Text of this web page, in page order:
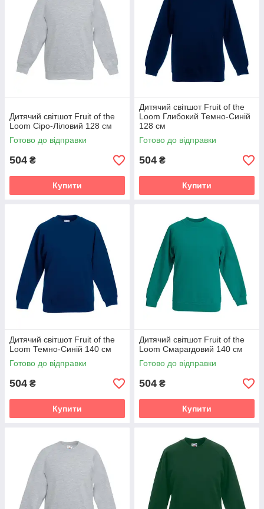
Дитячий світшот Fruit of the
Loom Сіро-Ліловий 128 см
Готово до відправки
504 ₴
Купити
Дитячий світшот Fruit of the
Loom Глибокий Темно-Синій
128 см
Готово до відправки
504 ₴
Купити
Дитячий світшот Fruit of the
Loom Темно-Синій 140 см
Готово до відправки
504 ₴
Купити
Дитячий світшот Fruit of the
Loom Смарагдовий 140 см
Готово до відправки
504 ₴
Купити